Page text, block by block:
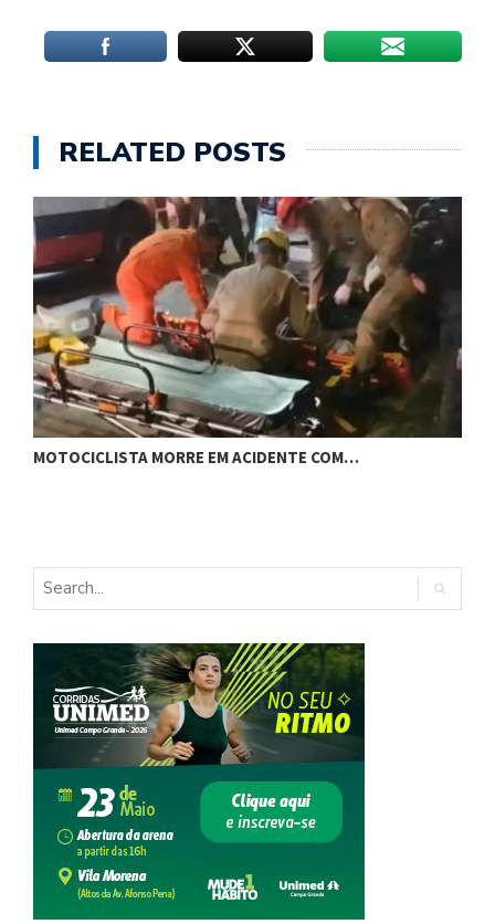
RELATED POSTS
MOTOCICLISTA MORRE EM ACIDENTE COM…